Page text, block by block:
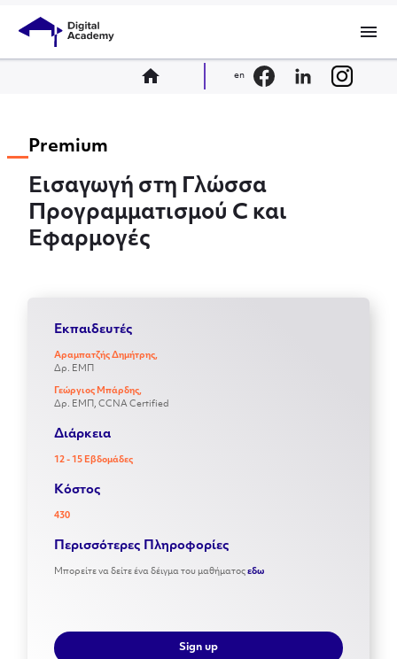
menu
home en
Premium
Εισαγωγή στη Γλώσσα
Προγραμματισμού C και
Εφαρμογές
Εκπαιδευτές
Αραμπατζής Δημήτρης,
Δρ. ΕΜΠ
Γεώργιος Μπάρδης,
Δρ. ΕΜΠ, CCNA Certified
Διάρκεια
12 - 15 Εβδομάδες
Kόστος
430
Περισσότερες Πληροφορίες
Μπορείτε να δείτε ένα δέιγμα του μαθήματοςεδω
Sign up